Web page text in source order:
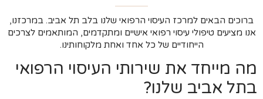
ברוכים הבאים למרכז העיסוי הרפואי שלנו בלב תל אביב. במרכזנו,
אנו מציעים טיפולי עיסוי רפואי אישיים ומתקדמים, המותאמים לצרכים
הייחודיים של כל אחד ואחת מלקוחותינו.
מה מייחד את שירותי העיסוי הרפואי
בתל אביב שלנו?